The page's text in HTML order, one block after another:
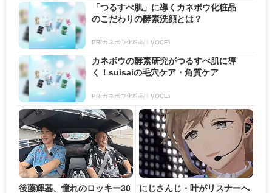
「つるすべ肌」に導くカネボウ化粧品
のこだわりの酵素洗顔とは？
PR(カネボウ化粧品｜VOCE)
カネボウの酵素研究がつるすべ肌に導
く！suisaiの毛穴ケア・角質ケア
PR(カネボウ化粧品｜VOCE)
後藤輝基、憧れのロッキー30 にじさんじ・叶がリスナーへ